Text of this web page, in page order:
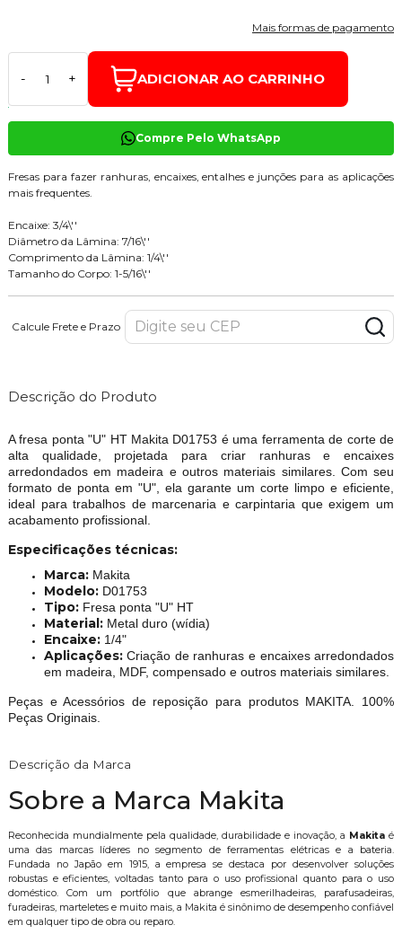
Mais formas de pagamento
- + ADICIONAR AO CARRINHO
Compre Pelo WhatsApp
Fresas para fazer ranhuras, encaixes, entalhes e junções para as aplicações
mais frequentes.
Encaixe: 3/4\''
Diâmetro da Lâmina: 7/16\''
Comprimento da Lâmina: 1/4\''
Tamanho do Corpo: 1-5/16\''
Calcule Frete e Prazo
Descrição do Produto
A fresa ponta "U" HT Makita D01753 é uma ferramenta de corte de
alta qualidade, projetada para criar ranhuras e encaixes
arredondados em madeira e outros materiais similares. Com seu
formato de ponta em "U", ela garante um corte limpo e eficiente,
ideal para trabalhos de marcenaria e carpintaria que exigem um
acabamento profissional.
Especificações técnicas:
Marca:Makita
Modelo:D01753
Tipo:Fresa ponta "U" HT
Material:Metal duro (wídia)
Encaixe:1/4"
Aplicações:Criação de ranhuras e encaixes arredondados
em madeira, MDF, compensado e outros materiais similares.
Peças e Acessórios de reposição para produtos MAKITA. 100%
Peças Originais.
Descrição da Marca
Sobre a Marca Makita
Reconhecida mundialmente pela qualidade, durabilidade e inovação, a Makita é
uma das marcas líderes no segmento de ferramentas elétricas e a bateria.
Fundada no Japão em 1915, a empresa se destaca por desenvolver soluções
robustas e eficientes, voltadas tanto para o uso profissional quanto para o uso
doméstico. Com um portfólio que abrange esmerilhadeiras, parafusadeiras,
furadeiras, marteletes e muito mais, a Makita é sinônimo de desempenho confiável
em qualquer tipo de obra ou reparo.